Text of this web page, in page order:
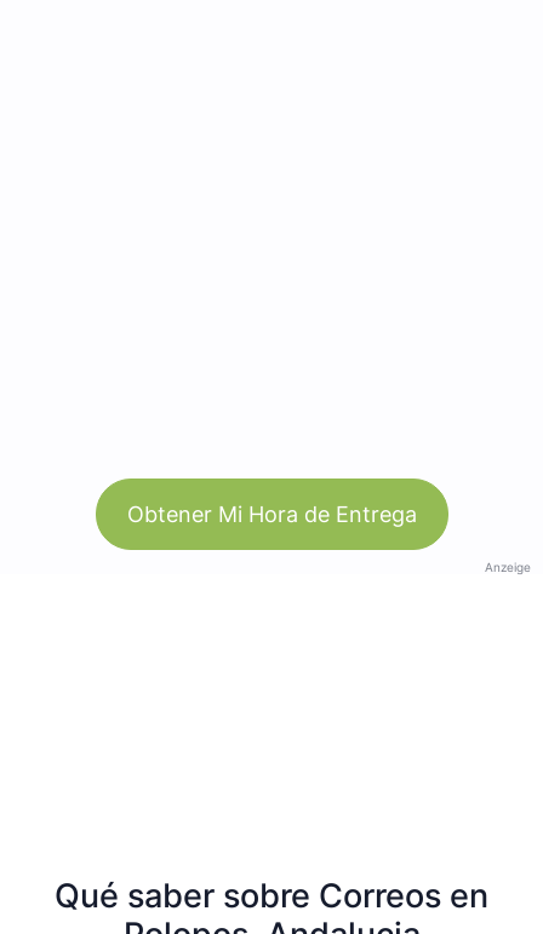
Obtener Mi Hora de Entrega
Anzeige
Qué saber sobre Correos en